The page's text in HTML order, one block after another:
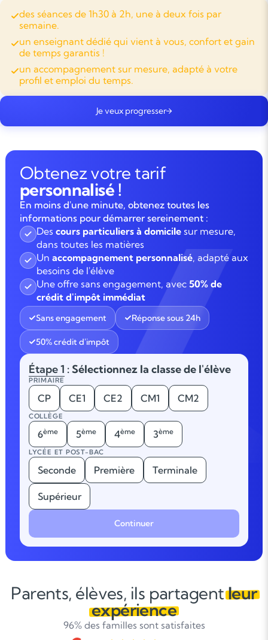
des séances de 1h30 à 2h, une à deux fois par
semaine.
un enseignant dédié qui vient à vous, confort et gain
de temps garantis !
un accompagnement sur mesure, adapté à votre
profil et emploi du temps.
Je veux progresser
Obtenez votre tarif
personnalisé !
En moins d'une minute, obtenez toutes les
informations pour démarrer sereinement :
Des cours particuliers à domicilesur mesure,
dans toutes les matières
Un accompagnement personnalisé, adapté aux
besoins de l'élève
Une offre sans engagement, avec 50% de
crédit d'impôt immédiat
Sans engagement Réponse sous 24h
50% crédit d'impôt
Étape 1 : Sélectionnez la classe de l'élève
PRIMAIRE
CP CE1 CE2 CM1 CM2
COLLÈGE
6ème 5ème 4ème 3ème
LYCÉE ET POST-BAC
Seconde Première Terminale
Supérieur
Continuer
Parents, élèves, ils partagentleur
expérience
96% des familles sont satisfaites